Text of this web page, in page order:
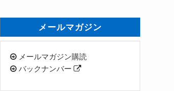
メールマガジン
メールマガジン購読
バックナンバー